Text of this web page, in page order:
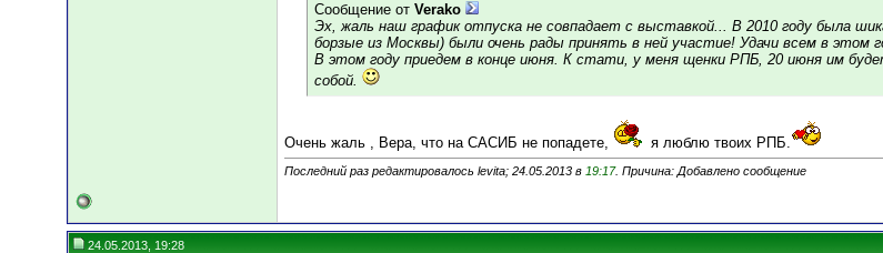
Сообщение от Verako
Эх, жаль наш график отпуска не совпадает с выставкой... В 2010 году была
борзые из Москвы) были очень рады принять в ней участие! Удачи всем в этом
В этом году приедем в конце июня. К стати, у меня щенки РПБ, 20 июня им
собой.
Очень жаль , Вера, что на САСИБ не попадете, я люблю твоих РПБ.
Последний раз редактировалось levita; 24.05.2013 в 19:17. Причина: Добавлено сообщение
24.05.2013, 19:28